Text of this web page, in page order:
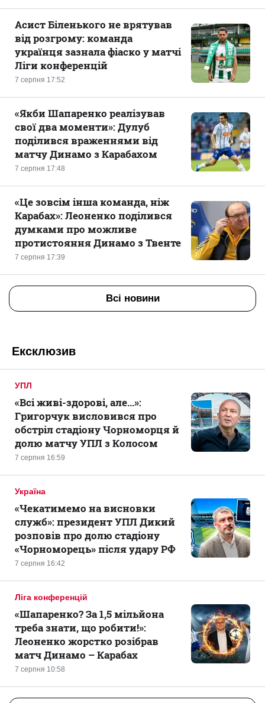
7 серпня 17:52
Асист Біленького не врятував
від розгрому: команда
українця зазнала фіаско у матчі
Ліги конференцій
7 серпня 17:48
«Якби Шапаренко реалізував
свої два моменти»: Дулуб
поділився враженнями від
матчу Динамо з Карабахом
7 серпня 17:39
«Це зовсім інша команда, ніж
Карабах»: Леоненко поділився
думками про можливе
протистояння Динамо з Твенте
Всі новини
Ексклюзив
УПЛ
7 серпня 16:59
«Всі живі-здорові, але...»:
Григорчук висловився про
обстріл стадіону Чорноморця й
долю матчу УПЛ з Колосом
Україна
7 серпня 16:42
«Чекатимемо на висновки
служб»: президент УПЛ Дикий
розповів про долю стадіону
«Чорноморець» після удару РФ
Ліга конференцій
7 серпня 10:58
«Шапаренко? За 1,5 мільйона
треба знати, що робити!»:
Леоненко жорстко розібрав
матч Динамо – Карабах